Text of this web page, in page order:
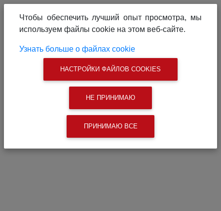
Связаться с нами
Поиск
Чтобы обеспечить лучший опыт просмотра, мы
используем файлы cookie на этом веб-сайте.
Узнать больше о файлах cookie